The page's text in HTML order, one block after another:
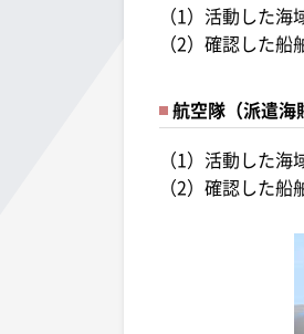
（1）活動した
（2）確認した
航空隊（派遣海
（1）活動した
（2）確認した